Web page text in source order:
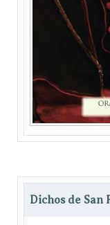
Dichos de San